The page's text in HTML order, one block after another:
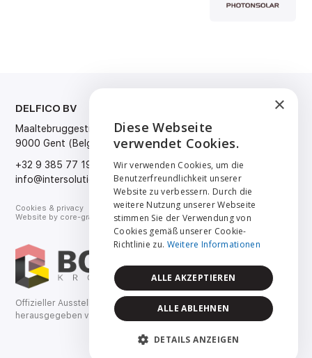
DELFICO BV
Maaltebruggestraat 300
9000 Gent (Belgium)
+32 9 385 77 19
info@intersolution.be
Cookies & privacy
Website by core-graphics.be
Nederlands
Français
Deutsch
Offizieller Ausstellungskatalog
herausgegeben von Bouwkroniek.
FRANÇAIS
DEUTSCH
×
Diese Webseite
verwendet Cookies.
Wir verwenden Cookies, um die
Benutzerfreundlichkeit unserer
Website zu verbessern. Durch die
weitere Nutzung unserer Webseite
stimmen Sie der Verwendung von
Cookies gemäß unserer Cookie-
Richtlinie zu. Weitere Informationen
ALLE AKZEPTIEREN
ALLE ABLEHNEN
DETAILS ANZEIGEN